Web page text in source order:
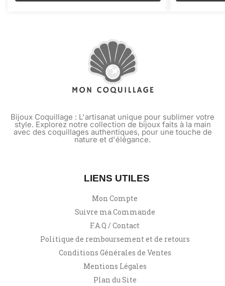
Bijoux Coquillage : L'artisanat unique pour sublimer votre
style. Explorez notre collection de bijoux faits à la main
avec des coquillages authentiques, pour une touche de
nature et d'élégance.
LIENS UTILES
Mon Compte
Suivre ma Commande
F.A.Q / Contact
Politique de remboursement et de retours
Conditions Générales de Ventes
Mentions Légales
Plan du Site